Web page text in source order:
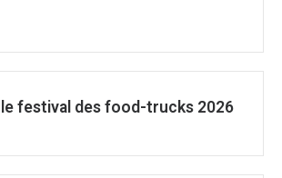
festival des food-trucks 2026